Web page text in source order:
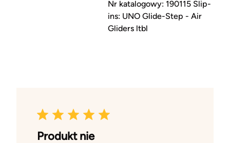
Nr katalogowy: 190115 Slip-
ins: UNO Glide-Step - Air
Gliders ltbl
Produkt nie